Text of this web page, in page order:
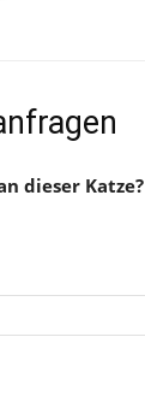
dieser Katze?